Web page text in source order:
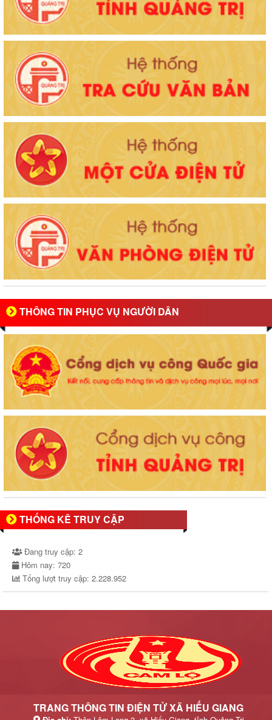
THÔNG TIN PHỤC VỤ NGƯỜI DÂN
THỐNG KÊ TRUY CẬP
Đang truy cập: 2
Hôm nay: 720
Tổng lượt truy cập: 2.228.952
TRANG THÔNG TIN ĐIỆN TỬ XÃ HIẾU GIANG